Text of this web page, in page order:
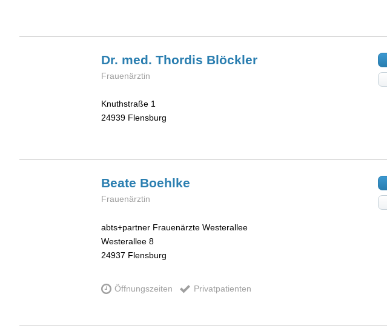
Dr. med. Thordis Blöckler
Frauenärztin
Knuthstraße 1
24939 Flensburg
Beate Boehlke
Frauenärztin
abts+partner Frauenärzte Westerallee
Westerallee 8
24937 Flensburg
Öffnungszeiten Privatpatienten